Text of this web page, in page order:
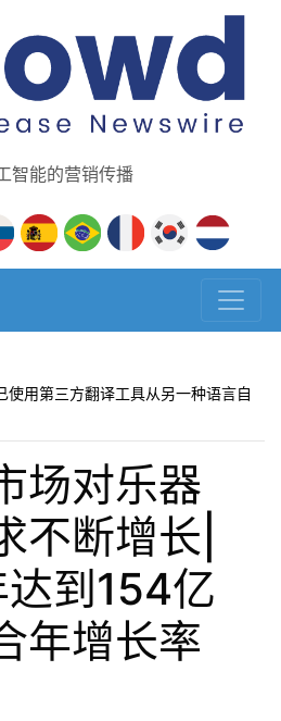
智能的营销传播
用第三方翻译工具从另一种语言自
场对乐器
不断增长|
到154亿
年增长率